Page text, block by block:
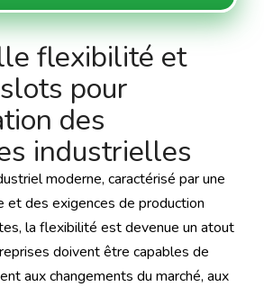
flexibilité et
pour
des
industrielles
moderne, caractérisé par une
et des exigences de production
la flexibilité est devenue un atout
doivent être capables de
aux changements du marché, aux